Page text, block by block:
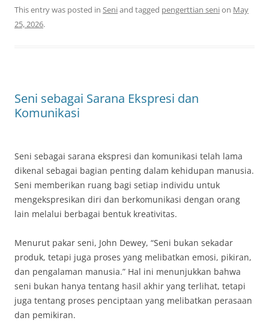
This entry was posted in Seniand tagged pengerttian senion May
25, 2026.
Seni sebagai Sarana Ekspresi dan
Komunikasi
Seni sebagai sarana ekspresi dan komunikasi telah lama
dikenal sebagai bagian penting dalam kehidupan manusia.
Seni memberikan ruang bagi setiap individu untuk
mengekspresikan diri dan berkomunikasi dengan orang
lain melalui berbagai bentuk kreativitas.
Menurut pakar seni, John Dewey, “Seni bukan sekadar
produk, tetapi juga proses yang melibatkan emosi, pikiran,
dan pengalaman manusia.” Hal ini menunjukkan bahwa
seni bukan hanya tentang hasil akhir yang terlihat, tetapi
juga tentang proses penciptaan yang melibatkan perasaan
dan pemikiran.